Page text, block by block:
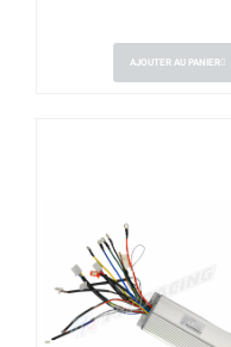
AJOUTER AU PANIER